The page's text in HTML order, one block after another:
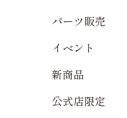
パーツ販売
イベント
新商品
公式店限定